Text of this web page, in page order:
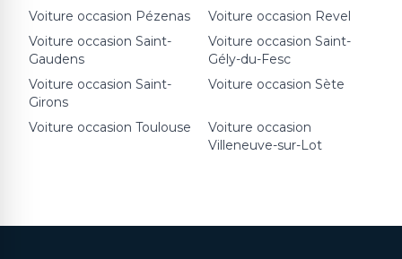
Voiture occasion Pézenas Voiture occasion Revel
Voiture occasion Saint-
Gaudens
Voiture occasion Saint-
Gély-du-Fesc
Voiture occasion Saint-
Girons
Voiture occasion Sète
Voiture occasion Toulouse
Voiture occasion
Villeneuve-sur-Lot